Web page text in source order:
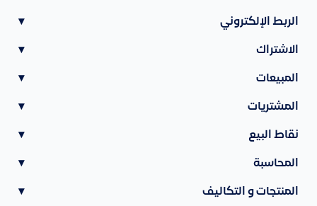
الربط الإلكتروني ▾
الاشتراك ▾
المبيعات ▾
المشتريات ▾
نقاط البيع ▾
المحاسبة ▾
المنتجات و التكاليف ▾